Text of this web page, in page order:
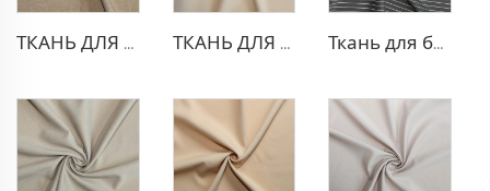
ТКАНЬ ДЛЯ ТРИКОТАЖНЫХ БРЮК ИЗ ПОЛИЭСТЕРА И ВИСКОЗЫ ТКАНЬ ДЛЯ БЛЕЙЗЕРА ИЗ ПОЛИЭСТЕРА И ВИСКОЗЫ Ткань для брюк в стиле TR Strip